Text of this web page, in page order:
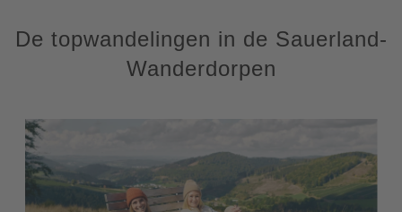
De topwandelingen in de Sauerland-
Wanderdorpen